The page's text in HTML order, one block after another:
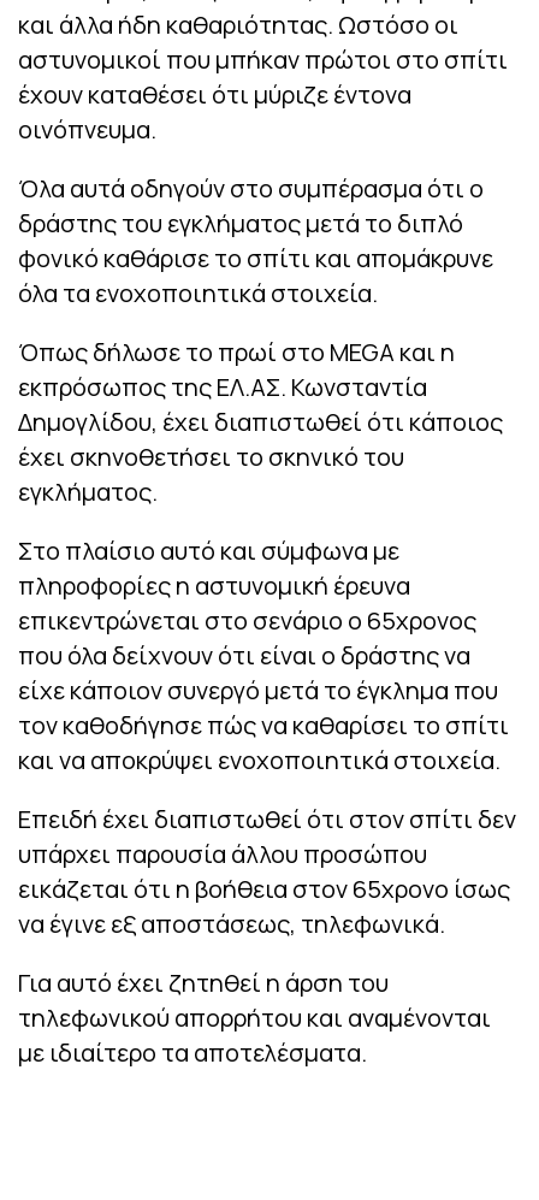
και άλλα ήδη καθαριότητας. Ωστόσο οι
αστυνομικοί που μπήκαν πρώτοι στο σπίτι
έχουν καταθέσει ότι μύριζε έντονα
οινόπνευμα.
Όλα αυτά οδηγούν στο συμπέρασμα ότι ο
δράστης του εγκλήματος μετά το διπλό
φονικό καθάρισε το σπίτι και απομάκρυνε
όλα τα ενοχοποιητικά στοιχεία.
Όπως δήλωσε το πρωί στο MEGA και η
εκπρόσωπος της ΕΛ.ΑΣ. Κωνσταντία
Δημογλίδου, έχει διαπιστωθεί ότι κάποιος
έχει σκηνοθετήσει το σκηνικό του
εγκλήματος.
Στο πλαίσιο αυτό και σύμφωνα με
πληροφορίες η αστυνομική έρευνα
επικεντρώνεται στο σενάριο ο 65χρονος
που όλα δείχνουν ότι είναι ο δράστης να
είχε κάποιον συνεργό μετά το έγκλημα που
τον καθοδήγησε πώς να καθαρίσει το σπίτι
και να αποκρύψει ενοχοποιητικά στοιχεία.
Επειδή έχει διαπιστωθεί ότι στον σπίτι δεν
υπάρχει παρουσία άλλου προσώπου
εικάζεται ότι η βοήθεια στον 65χρονο ίσως
να έγινε εξ αποστάσεως, τηλεφωνικά.
Για αυτό έχει ζητηθεί η άρση του
τηλεφωνικού απορρήτου και αναμένονται
με ιδιαίτερο τα αποτελέσματα.